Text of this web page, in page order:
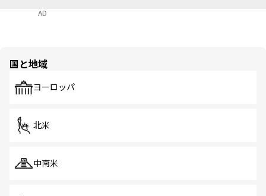
AD
国と地域
ヨーロッパ
北米
中南米